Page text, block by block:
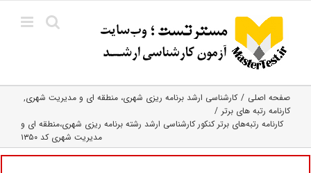
content
صفحه اصلی
کارشناسی ارشد برنامه ریزی شهری، منطقه‌ ای و مدیریت شهری
کارنامه رتبه های برتر
کارنامه رتبه‌های برتر کنکور کارشناسی ارشد رشته برنامه ریزی شهری،منطقه ای و
مدیریت شهری کد ۱۳۵۰